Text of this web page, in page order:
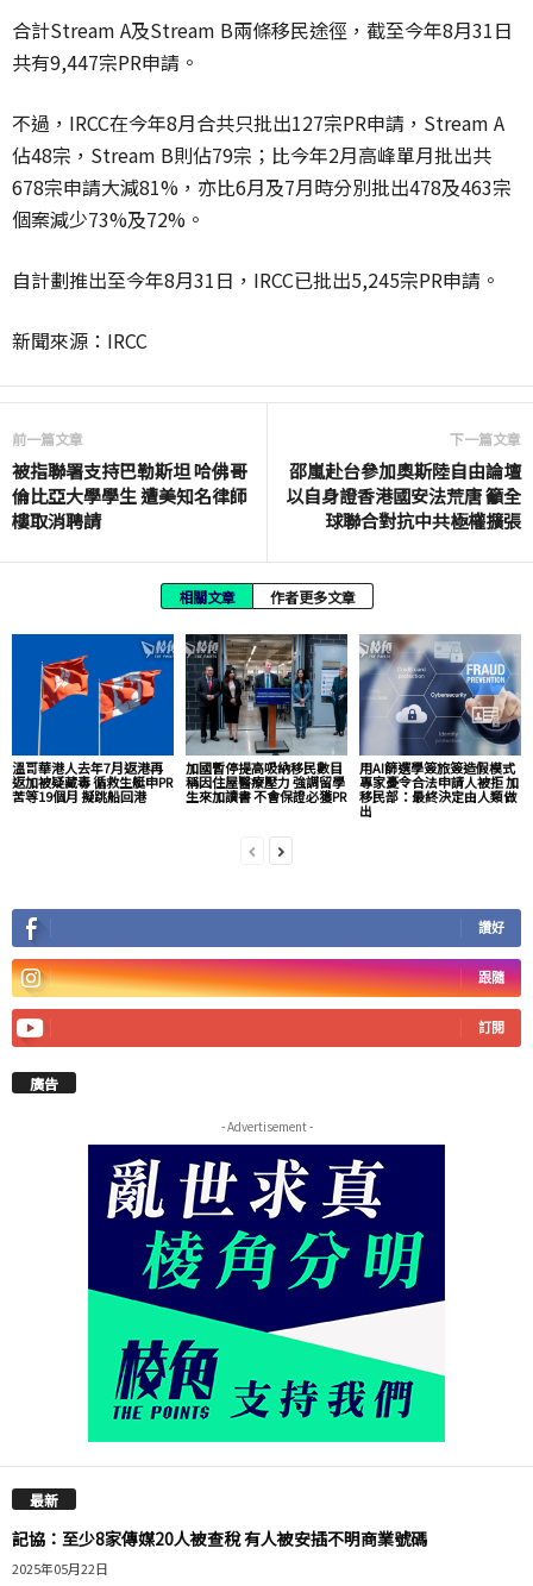
合計Stream A及Stream B兩條移民途徑，截至今年8月31日
共有9,447宗PR申請。
不過，IRCC在今年8月合共只批出127宗PR申請，Stream A
佔48宗，Stream B則佔79宗；比今年2月高峰單月批出共
678宗申請大減81%，亦比6月及7月時分別批出478及463宗
個案減少73%及72%。
自計劃推出至今年8月31日，IRCC已批出5,245宗PR申請。
新聞來源：IRCC
前一篇文章
被指聯署支持巴勒斯坦 哈佛哥
倫比亞大學學生 遭美知名律師
樓取消聘請
下一篇文章
邵嵐赴台參加奧斯陸自由論壇
以自身證香港國安法荒唐 籲全
球聯合對抗中共極權擴張
相關文章 作者更多文章
溫哥華港人去年7月返港再
返加被疑藏毒 循救生艇申PR
苦等19個月 擬跳船回港
加國暫停提高吸納移民數目
稱因住屋醫療壓力 強調留學
生來加讀書 不會保證必獲PR
用AI篩選學簽旅簽造假模式
專家憂令合法申請人被拒 加
移民部：最終決定由人類做
出
讚好
跟隨
訂閱
廣告
- Advertisement -
最新
記協：至少8家傳媒20人被查稅 有人被安插不明商業號碼
2025年05月22日